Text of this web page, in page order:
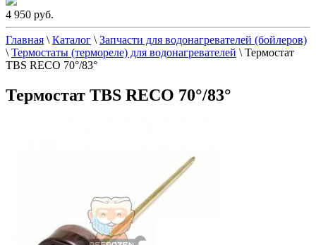
4 950 руб.
Главная \ Каталог \ Запчасти для водонагревателей (бойлеров)
\ Термостаты (термореле) для водонагревателей \ Термостат
TBS RECO 70°/83°
Термостат TBS RECO 70°/83°